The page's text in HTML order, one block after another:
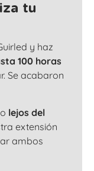
tu
y haz
100 horas
Se acabaron
lejos del
extensión
ambos